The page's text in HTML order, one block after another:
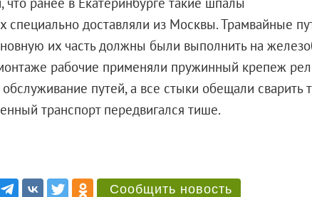
специально доставляли из Москвы. Трамвайные
их часть должны были выполнить на
рабочие применяли пружинный крепеж
обслуживание путей, а все стыки обещали сварить
транспорт передвигался тише.
Сообщить новость